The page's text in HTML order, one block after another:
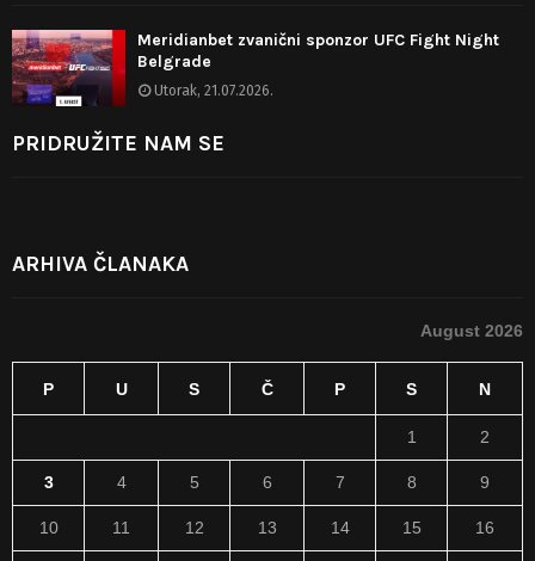
Meridianbet zvanični sponzor UFC Fight Night
Belgrade
Utorak, 21.07.2026.
PRIDRUŽITE NAM SE
ARHIVA ČLANAKA
August 2026
P U S Č P S N
1 2
3 4 5 6 7 8 9
10 11 12 13 14 15 16